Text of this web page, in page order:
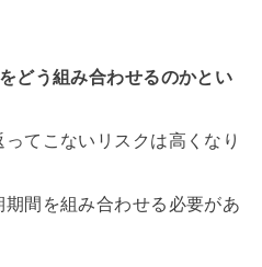
どう組み合わせるのかとい
てこないリスクは高くなり
間を組み合わせる必要があ